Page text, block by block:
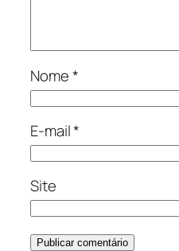
Nome*
E-mail*
Site